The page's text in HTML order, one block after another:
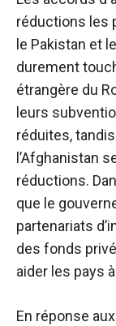
réductions les
le Pakistan et
durement
étrangère du
leurs
réduites,
l’Afghanistan
réductions.
que le
partenariats
des fonds
aider les pays
En réponse